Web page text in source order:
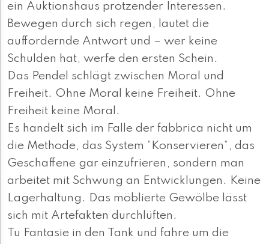
ein Auktionshaus protzender Interessen.
Bewegen durch sich regen, lautet die
auffordernde Antwort und – wer keine
Schulden hat, werfe den ersten Schein.
Das Pendel schlägt zwischen Moral und
Freiheit. Ohne Moral keine Freiheit. Ohne
Freiheit keine Moral.
Es handelt sich im Falle der fabbrica nicht um
die Methode, das System “Konservieren“, das
Geschaffene gar einzufrieren, sondern man
arbeitet mit Schwung an Entwicklungen. Keine
Lagerhaltung. Das möblierte Gewölbe lässt
sich mit Arte­fakten durchlüften.
Tu Fantasie in den Tank und fahre um die